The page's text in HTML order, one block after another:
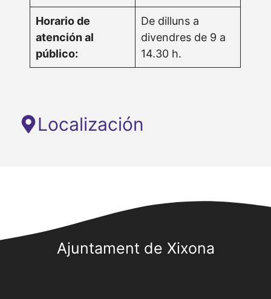
Horario de
atención al
público:
De dilluns a
divendres de 9 a
14.30 h.
Localización
Ajuntament de Xixona